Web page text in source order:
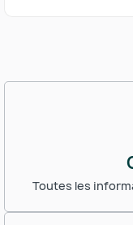
Toutes les